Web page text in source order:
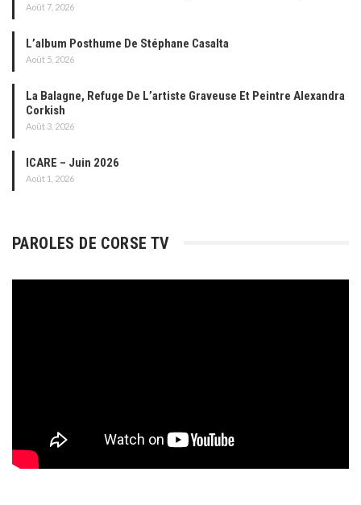
Août 7, 2026
L’album Posthume De Stéphane Casalta
Août 5, 2026
La Balagne, Refuge De L’artiste Graveuse Et Peintre Alexandra
Corkish
Août 3, 2026
ICARE – Juin 2026
Août 1, 2026
PAROLES DE CORSE TV